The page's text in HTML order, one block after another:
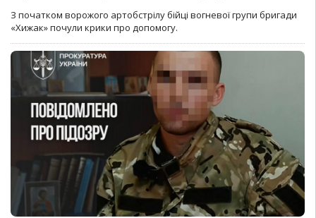
З початком ворожого артобстрілу бійці вогневої групи бригади
«Хижак» почули крики про допомогу.